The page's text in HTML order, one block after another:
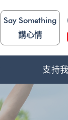
Say Something
講心情
支持